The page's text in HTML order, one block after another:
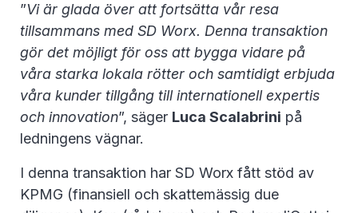
”Vi är glada över att fortsätta vår resa
tillsammans med SD Worx. Denna transaktion
gör det möjligt för oss att bygga vidare på
våra starka lokala rötter och samtidigt erbjuda
våra kunder tillgång till internationell expertis
och innovation”, säger Luca Scalabrini på
ledningens vägnar.
I denna transaktion har SD Worx fått stöd av
KPMG (finansiell och skattemässig due